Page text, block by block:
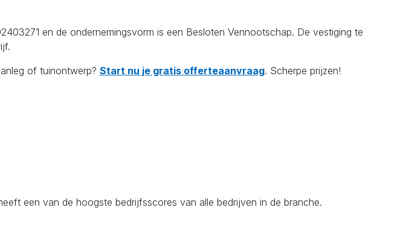
en de ondernemingsvorm is een Besloten Vennootschap. De vestiging te
of tuinontwerp? Start nu je gratis offerteaanvraag. Scherpe prijzen!
een van de hoogste bedrijfsscores van alle bedrijven in de branche.